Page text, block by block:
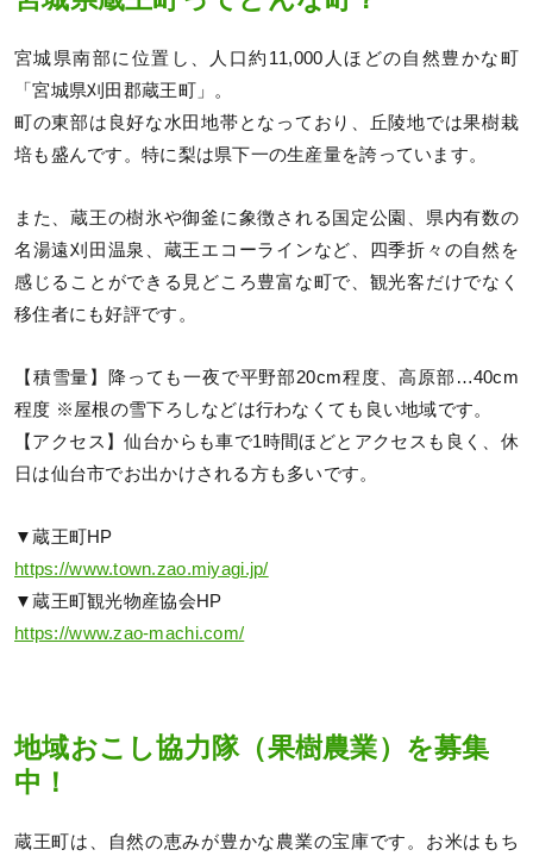
宮城県南部に位置し、人口約11,000人ほどの自然豊かな町
「宮城県刈田郡蔵王町」。
町の東部は良好な水田地帯となっており、丘陵地では果樹栽
培も盛んです。特に梨は県下一の生産量を誇っています。
また、蔵王の樹氷や御釜に象徴される国定公園、県内有数の
名湯遠刈田温泉、蔵王エコーラインなど、四季折々の自然を
感じることができる見どころ豊富な町で、観光客だけでなく
移住者にも好評です。
【積雪量】降っても一夜で平野部20cm程度、高原部…40cm
程度 ※屋根の雪下ろしなどは行わなくても良い地域です。
【アクセス】仙台からも車で1時間ほどとアクセスも良く、休
日は仙台市でお出かけされる方も多いです。
▼蔵王町HP
https://www.town.zao.miyagi.jp/
▼蔵王町観光物産協会HP
https://www.zao-machi.com/
地域おこし協力隊（果樹農業）を募集
中！
蔵王町は、自然の恵みが豊かな農業の宝庫です。お米はもち